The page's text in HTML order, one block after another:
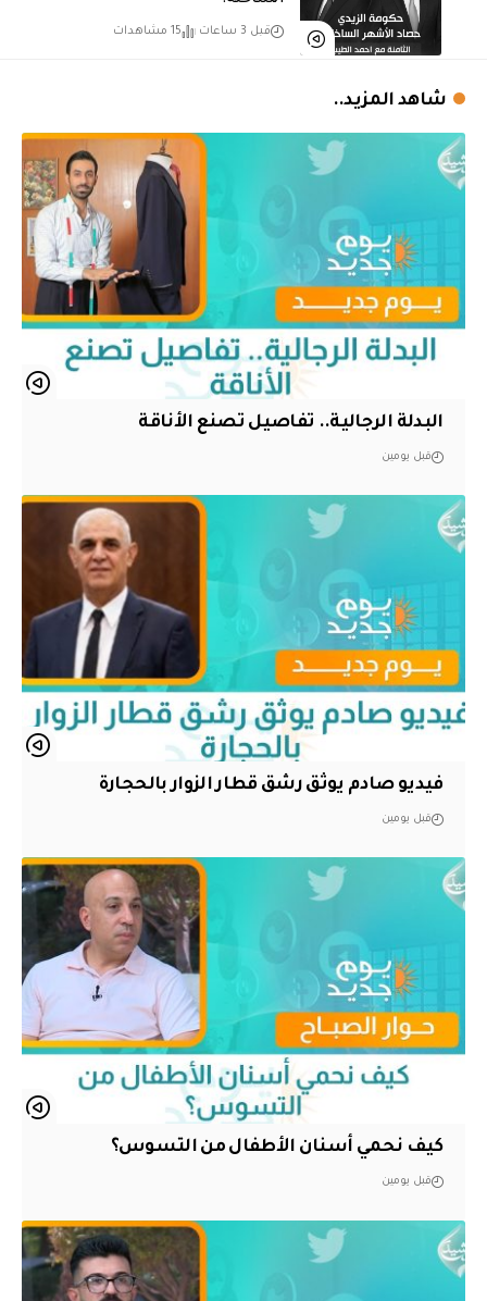
قبل 3 ساعات 15 مشاهدات
شاهد المزيد..
البدلة الرجالية.. تفاصيل تصنع الأناقة
قبل يومين
فيديو صادم يوثق رشق قطار الزوار بالحجارة
قبل يومين
كيف نحمي أسنان الأطفال من التسوس؟
قبل يومين